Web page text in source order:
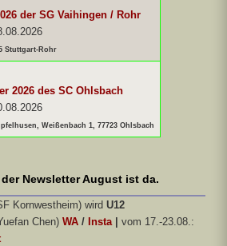
der SG Vaihingen / Rohr
Stuttgart-Rohr
2026 des SC Ohlsbach
Weißenbach 1, 77723 Ohlsbach
Newsletter August ist da.
Kornwestheim) wird U12
Chen) WA / Insta| vom 17.-23.08.: